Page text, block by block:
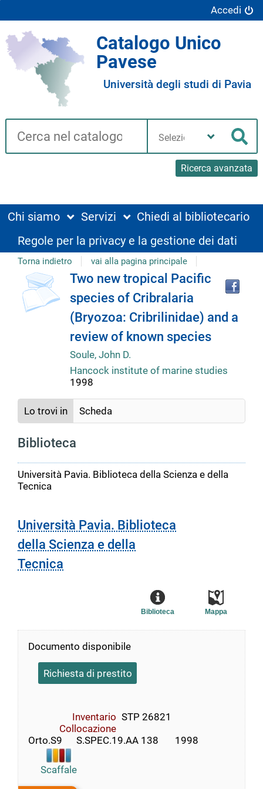
Accedi
Catalogo Unico
Pavese
Università degli studi di Pavia
Cerca su "Catalogo"
Ricerca avanzata
biblioteca
Chi siamo Servizi
Chiedi al bibliotecario
Regole per la privacy e la gestione dei dati
Torna indietro vai alla pagina principale
Dettaglio
del
documento
copertina
Two new tropical Pacific
species of Cribralaria
(Bryozoa: Cribrilinidae) and a
review of known species
Soule, John D.
Hancock institute of marine studies
1998
Lo trovi in Scheda
Biblioteca
Università Pavia. Biblioteca della Scienza e della
Tecnica
Università Pavia. Biblioteca
della Scienza e della
Tecnica
Mappa
Biblioteca
Documento disponibile
Richiesta di prestito
Inventario STP 26821
Collocazione
Orto.S9      S.SPEC.19.AA 138       1998
Scaffale